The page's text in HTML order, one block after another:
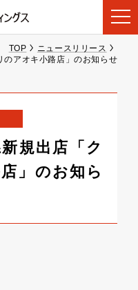
TOP
ニュースリリース
アオキ小路店」のお知らせ
規出店「ク
」のお知ら